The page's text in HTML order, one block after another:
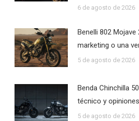
6 de agosto de 2026
Benelli 802 Mojave
marketing o una
5 de agosto de 2026
Benda Chinchilla
técnico y
5 de agosto de 2026